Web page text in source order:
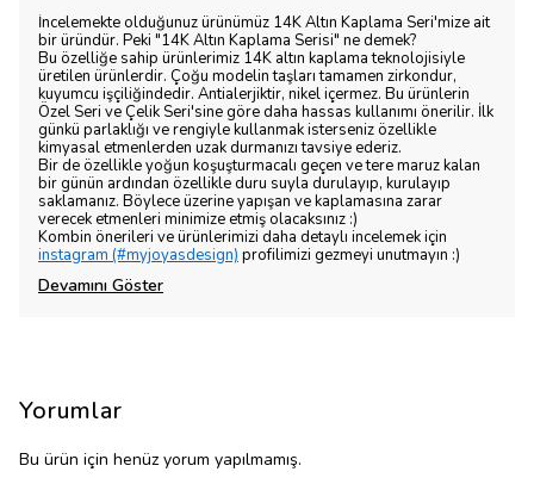
İncelemekte olduğunuz ürünümüz 14K Altın Kaplama Seri'mize ait
bir üründür. Peki "14K Altın Kaplama Serisi" ne demek?
Bu özelliğe sahip ürünlerimiz 14K altın kaplama teknolojisiyle
üretilen ürünlerdir. Çoğu modelin taşları tamamen zirkondur,
kuyumcu işçiliğindedir. Antialerjiktir, nikel içermez. Bu ürünlerin
Özel Seri ve Çelik Seri'sine göre daha hassas kullanımı önerilir. İlk
günkü parlaklığı ve rengiyle kullanmak isterseniz özellikle
kimyasal etmenlerden uzak durmanızı tavsiye ederiz.
Bir de özellikle yoğun koşuşturmacalı geçen ve tere maruz kalan
bir günün ardından özellikle duru suyla durulayıp, kurulayıp
saklamanız. Böylece üzerine yapışan ve kaplamasına zarar
verecek etmenleri minimize etmiş olacaksınız :)
Kombin önerileri ve ürünlerimizi daha detaylı incelemek için
instagram (#myjoyasdesign) profilimizi gezmeyi unutmayın :)
Devamını Göster
Yorumlar
Bu ürün için henüz yorum yapılmamış.